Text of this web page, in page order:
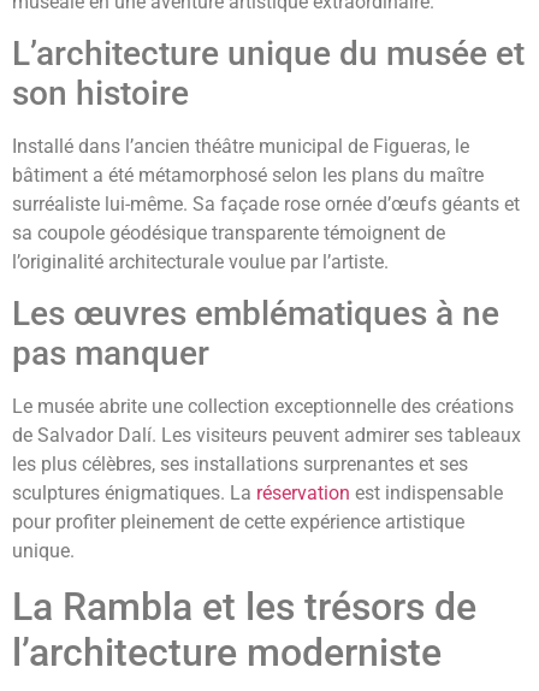
L’architecture unique du musée et
son histoire
Installé dans l’ancien théâtre municipal de Figueras, le
bâtiment a été métamorphosé selon les plans du maître
surréaliste lui-même. Sa façade rose ornée d’œufs géants et
sa coupole géodésique transparente témoignent de
l’originalité architecturale voulue par l’artiste.
Les œuvres emblématiques à ne
pas manquer
Le musée abrite une collection exceptionnelle des créations
de Salvador Dalí. Les visiteurs peuvent admirer ses tableaux
les plus célèbres, ses installations surprenantes et ses
sculptures énigmatiques. La réservation est indispensable
pour profiter pleinement de cette expérience artistique
unique.
La Rambla et les trésors de
l’architecture moderniste